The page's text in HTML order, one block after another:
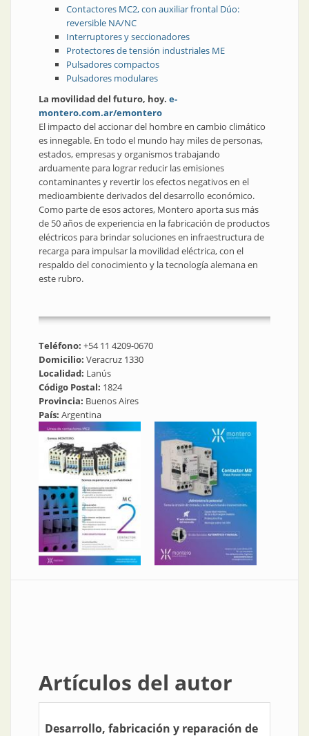
Contactores MC2, con auxiliar frontal Dúo:
reversible NA/NC
Interruptores y seccionadores
Protectores de tensión industriales ME
Pulsadores compactos
Pulsadores modulares
La movilidad del futuro, hoy. e-
montero.com.ar/emontero
El impacto del accionar del hombre en cambio climático
es innegable. En todo el mundo hay miles de personas,
estados, empresas y organismos trabajando
arduamente para lograr reducir las emisiones
contaminantes y revertir los efectos negativos en el
medioambiente derivados del desarrollo económico.
Como parte de esos actores, Montero aporta sus más
de 50 años de experiencia en la fabricación de productos
eléctricos para brindar soluciones en infraestructura de
recarga para impulsar la movilidad eléctrica, con el
respaldo del conocimiento y la tecnología alemana en
este rubro.
Teléfono: +54 11 4209-0670
Domicilio: Veracruz 1330
Localidad: Lanús
Código Postal: 1824
Provincia: Buenos Aires
País: Argentina
Artículos del autor
Desarrollo, fabricación y reparación de